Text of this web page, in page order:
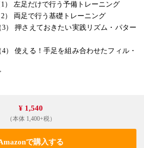
） 左足だけで行う予備トレーニング
） 両足で行う基礎トレーニング
） 押さえておきたい実践リズム・パター
） 使える！手足を組み合わせたフィル・
¥ 1,540
（本体 1,400+税）
で購入する